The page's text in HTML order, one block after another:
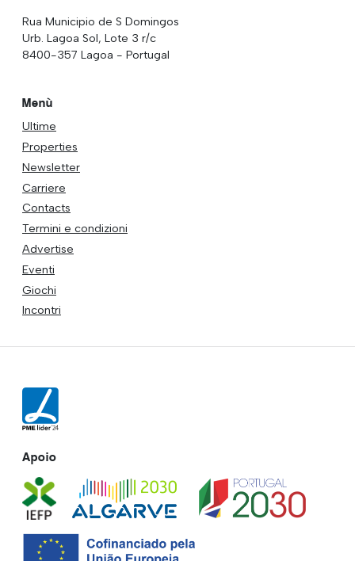
Rua Municipio de S Domingos
Urb. Lagoa Sol, Lote 3 r/c
8400-357 Lagoa - Portugal
Menù
Ultime
Properties
Newsletter
Carriere
Contacts
Termini e condizioni
Advertise
Eventi
Giochi
Incontri
Apoio